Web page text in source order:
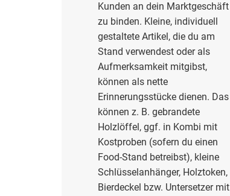
Kunden an dein Marktgeschäft
zu binden. Kleine, individuell
gestaltete Artikel, die du am
Stand verwendest oder als
Aufmerksamkeit mitgibst,
können als nette
Erinnerungsstücke dienen. Das
können z. B. gebrandete
Holzlöffel, ggf. in Kombi mit
Kostproben (sofern du einen
Food-Stand betreibst), kleine
Schlüsselanhänger, Holztoken,
Bierdeckel bzw. Untersetzer mit